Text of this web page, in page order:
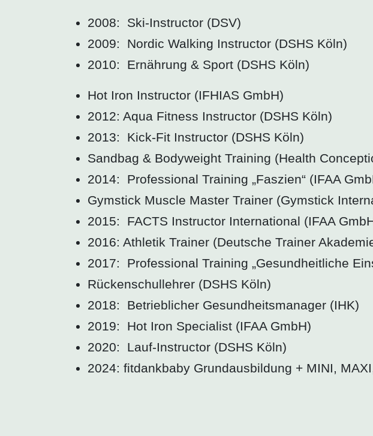
2008: Ski-Instructor (DSV)
2009: Nordic Walking Instructor (DSHS Köln)
2010: Ernährung & Sport (DSHS Köln)
Hot Iron Instructor (IFHIAS GmbH)
2012: Aqua Fitness Instructor (DSHS Köln)
2013: Kick-Fit Instructor (DSHS Köln)
Sandbag & Bodyweight Training (Health
2014: Professional Training „Faszien“ (IFAA
Gymstick Muscle Master Trainer (Gymstick
2015: FACTS Instructor International (IFAA
2016: Athletik Trainer (Deutsche Trainer
2017: Professional Training „Gesundheitliche
Rückenschullehrer (DSHS Köln)
2018: Betrieblicher Gesundheitsmanager (IHK)
2019: Hot Iron Specialist (IFAA GmbH)
2020: Lauf-Instructor (DSHS Köln)
2024: fitdankbaby Grundausbildung + MINI,